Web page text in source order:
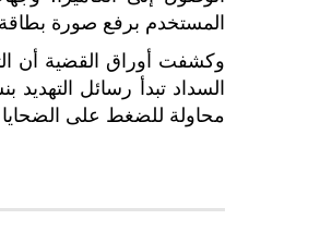
المستخدم برفع صورة
السداد تبدأ رسائل
محاولة للضغط على الضحايا